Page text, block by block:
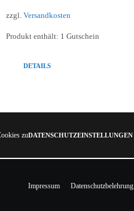
zzgl. Versandkosten
Produkt enthält: 1 Gutschein
DETAILS
Impressum Datenschutzbelehrung
zu.DATENSCHUTZEINSTELLUNGEN